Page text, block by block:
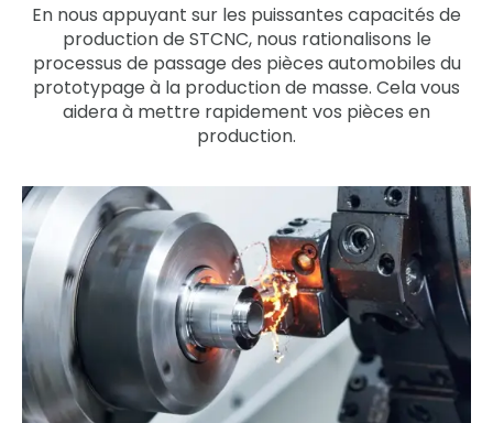
En nous appuyant sur les puissantes capacités de
production de STCNC, nous rationalisons le
processus de passage des pièces automobiles du
prototypage à la production de masse. Cela vous
aidera à mettre rapidement vos pièces en
production.